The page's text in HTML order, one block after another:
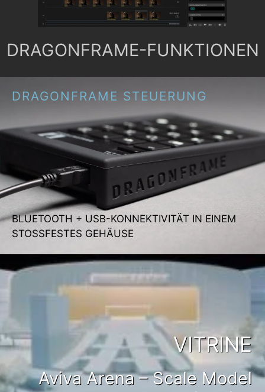
DRAGONFRAME-FUNKTIONEN
DRAGONFRAME STEUERUNG
BLUETOOTH + USB-KONNEKTIVITÄT IN EINEM
STOSSFESTES GEHÄUSE
VITRINE
Aviva Arena – Scale Model